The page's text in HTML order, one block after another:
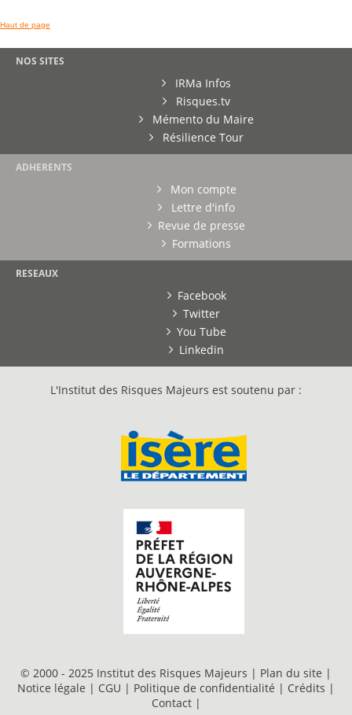
Haut de page
NOS SITES
IRMa Infos
Risques.tv
Mémento du Maire
Résilience Tour
ADHERENTS
Mon compte
Lettre d'info
Revue de presse
Formations
RESEAUX
Facebook
Twitter
You Tube
Linkedin
L'Institut des Risques Majeurs est soutenu par :
© 2000 - 2025 Institut des Risques Majeurs | Plan du site |
Notice légale | CGU | Politique de confidentialité | Crédits |
Contact |